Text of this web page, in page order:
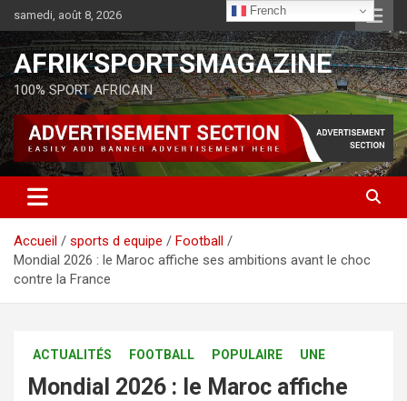
samedi, août 8, 2026
AFRIK'SPORTSMAGAZINE
100% SPORT AFRICAIN
Accueil sports d equipe
Football
Mondial 2026 : le Maroc affiche ses ambitions avant le choc
contre la France
ACTUALITÉS FOOTBALL POPULAIRE UNE
Mondial 2026 : le Maroc affiche
French